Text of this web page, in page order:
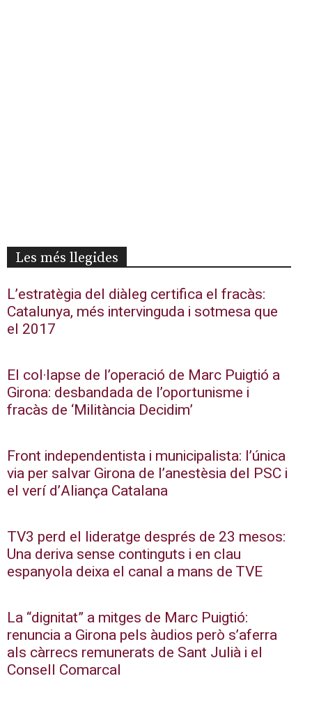
Les més llegides
L’estratègia del diàleg certifica el fracàs:
Catalunya, més intervinguda i sotmesa que
el 2017
El col·lapse de l’operació de Marc Puigtió a
Girona: desbandada de l’oportunisme i
fracàs de ‘Militància Decidim’
Front independentista i municipalista: l’única
via per salvar Girona de l’anestèsia del PSC i
el verí d’Aliança Catalana
TV3 perd el lideratge després de 23 mesos:
Una deriva sense continguts i en clau
espanyola deixa el canal a mans de TVE
La “dignitat” a mitges de Marc Puigtió:
renuncia a Girona pels àudios però s’aferra
als càrrecs remunerats de Sant Julià i el
Consell Comarcal